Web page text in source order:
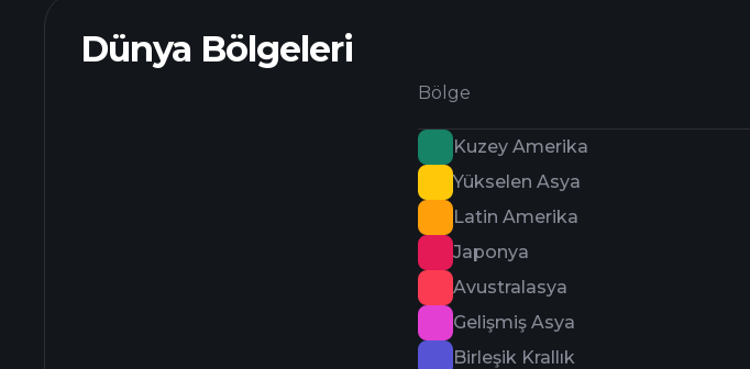
Dünya Bölgeleri
Bölge
Kuzey Amerika
Yükselen Asya
Latin Amerika
Japonya
Avustralasya
Gelişmiş Asya
Birleşik Krallık